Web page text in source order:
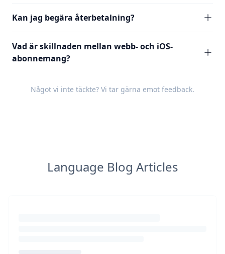
Kan jag begära återbetalning?
Vad är skillnaden mellan webb- och iOS-
abonnemang?
Något vi inte täckte? Vi tar gärna emot feedback.
Language Blog Articles